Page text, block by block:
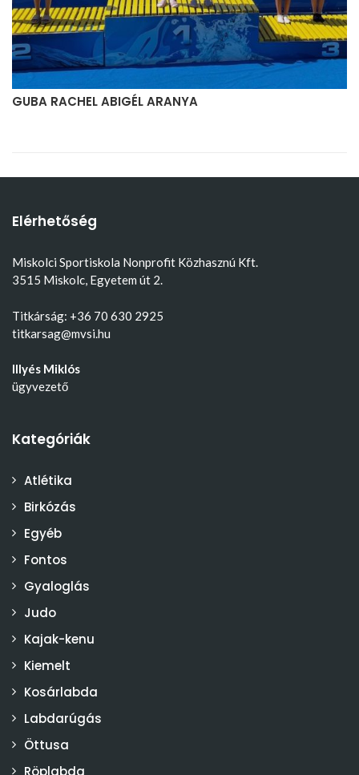
GUBA RACHEL ABIGÉL ARANYA
Elérhetőség
Miskolci Sportiskola Nonprofit Közhasznú Kft.
3515 Miskolc, Egyetem út 2.
Titkárság: +36 70 630 2925
titkarsag@mvsi.hu
Illyés Miklós
ügyvezető
Kategóriák
Atlétika
Birkózás
Egyéb
Fontos
Gyaloglás
Judo
Kajak-kenu
Kiemelt
Kosárlabda
Labdarúgás
Öttusa
Röplabda